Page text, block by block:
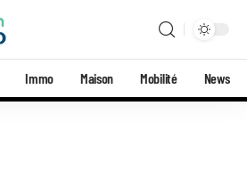
Immo Maison Mobilité News